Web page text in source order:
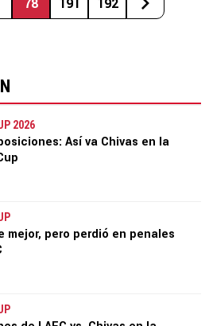
2026
Así va Chivas en la
mejor, pero perdió en penales